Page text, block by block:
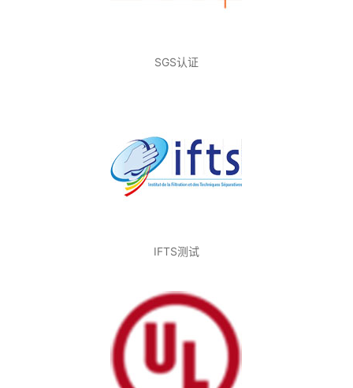
SGS认证
IFTS测试